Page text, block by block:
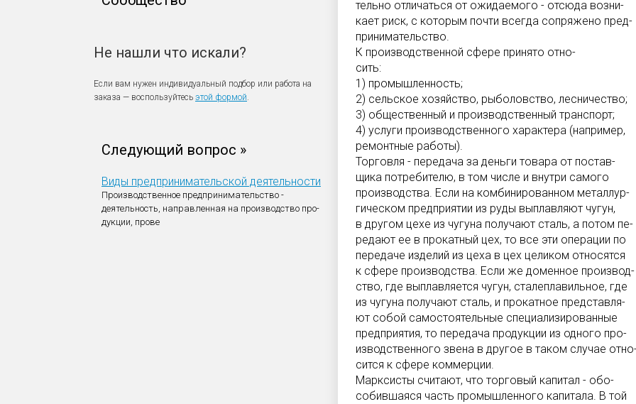
Не нашли что искали?
Если вам нужен индивидуальный подбор или работа на
заказа — воспользуйтесь этой формой.
Следующий вопрос »
Виды предпринимательской деятельности
Производственное предпринимательство -
деятельность, направленная на производство про-
дукции, прове
тельно отличаться от ожидаемого - отсюда возни-
кает риск, с которым почти всегда сопряжено пред-
принимательство.
К производственной сфере принято отно-
сить:
1) промышленность;
2) сельское хозяйство, рыболовство, лесничество;
3) общественный и производственный транспорт;
4) услуги производственного характера (например,
ремонтные работы).
Торговля - передача за деньги товара от постав-
щика потребителю, в том числе и внутри самого
производства. Если на комбинированном металлур-
гическом предприятии из руды выплавляют чугун,
в другом цехе из чугуна получают сталь, а потом пе-
редают ее в прокатный цех, то все эти операции по
передаче изделий из цеха в цех целиком относятся
к сфере производства. Если же доменное производ-
ство, где выплавляется чугун, сталеплавильное, где
из чугуна получают сталь, и прокатное представля-
ют собой самостоятельные специализированные
предприятия, то передача продукции из одного про-
изводственного звена в другое в таком случае
сится к сфере коммерции.
Марксисты считают, что торговый капитал - обо-
собившаяся часть промышленного капитала. В той